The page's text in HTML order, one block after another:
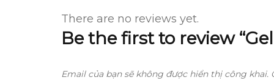
There are no reviews yet.
Be the first to review
Email của bạn sẽ không được hiển thị công khai.